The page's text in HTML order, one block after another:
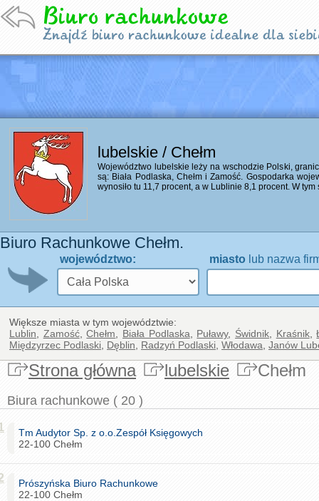
lubelskie / Chełm
Województwo lubelskie leży na wschodzie Polski,
są: Biała Podlaska, Chełm i Zamość. Gospodarka
wynosiło tu 11,7 procent, a w Lublinie 8,1 procent. W
Biuro Rachunkowe Chełm.
województwo: miasto lub nazwa
Większe miasta w tym województwie:
Lublin
Zamość,Chełm Biała Podlaska Puławy, Świdnik Kraśnik,
Międzyrzec Podlaski Dęblin Radzyń Podlaski Włodawa Janów
Strona główna lubelskie Chełm
Biura rachunkowe ( 20 )
Tm Audytor Sp. z o.o.Zespół Księgowych
22-100 Chełm
Prószyńska Biuro Rachunkowe
22-100 Chełm